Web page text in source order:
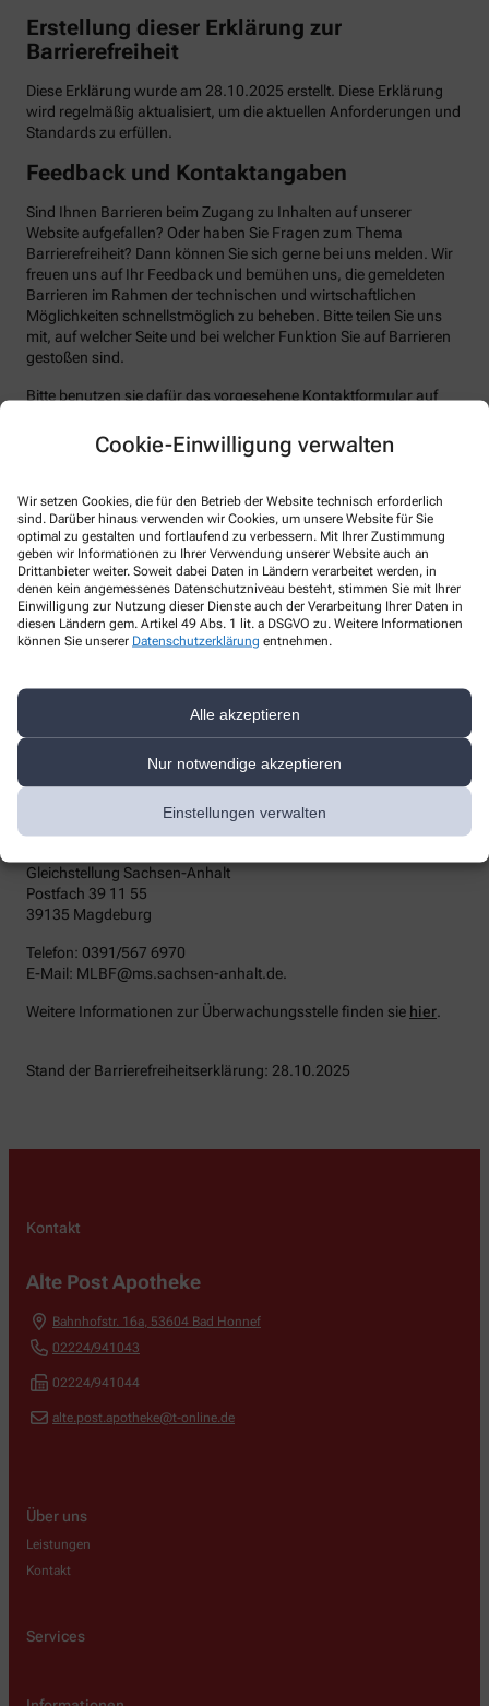
Cookie-Einwilligung verwalten
Wir setzen Cookies, die für den Betrieb der Website technisch erforderlich
sind. Darüber hinaus verwenden wir Cookies, um unsere Website für Sie
optimal zu gestalten und fortlaufend zu verbessern. Mit Ihrer Zustimmung
geben wir Informationen zu Ihrer Verwendung unserer Website auch an
Drittanbieter weiter. Soweit dabei Daten in Ländern verarbeitet werden, in
denen kein angemessenes Datenschutzniveau besteht, stimmen Sie mit Ihrer
Einwilligung zur Nutzung dieser Dienste auch der Verarbeitung Ihrer Daten in
diesen Ländern gem. Artikel 49 Abs. 1 lit. a DSGVO zu. Weitere Informationen
können Sie unserer Datenschutzerklärung entnehmen.
Alle akzeptieren
Nur notwendige akzeptieren
Einstellungen verwalten
Erstellung dieser Erklärung zur
Barrierefreiheit
Diese Erklärung wurde am 28.10.2025 erstellt. Diese Erklärung
wird regelmäßig aktualisiert, um die aktuellen Anforderungen und
Standards zu erfüllen.
Feedback und Kontaktangaben
Sind Ihnen Barrieren beim Zugang zu Inhalten auf unserer
Website aufgefallen? Oder haben Sie Fragen zum Thema
Barrierefreiheit? Dann können Sie sich gerne bei uns melden. Wir
freuen uns auf Ihr Feedback und bemühen uns, die gemeldeten
Barrieren im Rahmen der technischen und wirtschaftlichen
Möglichkeiten schnellstmöglich zu beheben. Bitte teilen Sie uns
mit, auf welcher Seite und bei welcher Funktion Sie auf Barrieren
gestoßen sind.
Bitte benutzen sie dafür das vorgesehene Kontaktformular auf
von Ihnen gefundenen Barrieren melden:
Telefon: 02224/941043
Telefax: 02224/941044
Postanschrift: Bahnhofstr. 16a 53604 Bad Honnef
Durchsetzungsverfahren und
Marktüberwachungsbehörde
keine zufriedenstellenden Antworten erhalten, können Sie sich an
die zuständige Durchsetzungsstelle wenden. Die
Marktüberwachungsbehörde wenden:
MLBF - Marktüberwachungsstelle der Länder für die
Gleichstellung Sachsen-Anhalt
Postfach 39 11 55
39135 Magdeburg
Telefon: 0391/567 6970
E-​Mail: MLBF@ms.sachsen-​anhalt.de.
Weitere Informationen zur Überwachungsstelle finden sie hier
Stand der Barrierefreiheitserklärung: 28.10.2025
Kontakt
Alte Post Apotheke
Bahnhofstr. 16a 53604 Bad Honnef
02224/941043
02224/941044
alte.post.apotheke@t-online.de
Über uns
Leistungen
Kontakt
Services